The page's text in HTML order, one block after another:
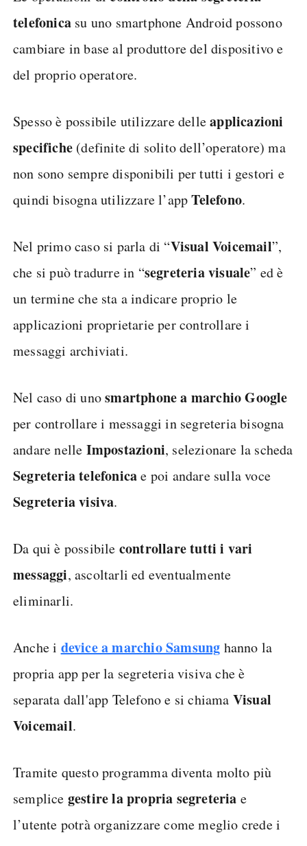
telefonica su uno smartphone Android possono
cambiare in base al produttore del dispositivo e
del proprio operatore.
Spesso è possibile utilizzare delleapplicazioni
specifiche (definite di solito dell’operatore) ma
non sono sempre disponibili per tutti i gestori e
quindi bisogna utilizzare l’appTelefono.
Nel primo caso si parla di “Visual Voicemail”,
che si può tradurre in “segreteria visuale” ed è
un termine che sta a indicare proprio le
applicazioni proprietarie per controllare i
messaggi archiviati.
Nel caso di unosmartphone a marchio Google
per controllare i messaggi in segreteria bisogna
andare nelle Impostazioni, selezionare la scheda
Segreteria telefonicae poi andare sulla voce
Segreteria visiva.
Da qui è possibile controllare tutti i vari
messaggi, ascoltarli ed eventualmente
eliminarli.
Anche i device a marchio Samsung hanno la
propria app per la segreteria visiva che è
separata dall'app Telefono e si chiama Visual
Voicemail.
Tramite questo programma diventa molto più
semplice gestire la propria segreteria e
l’utente potrà organizzare come meglio crede i